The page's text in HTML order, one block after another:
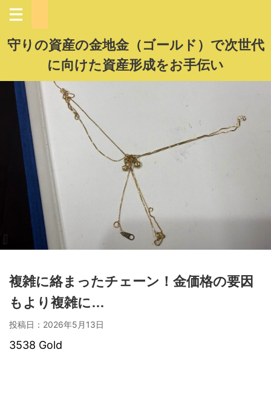
守りの資産の金地金（ゴールド）で次世代
に向けた資産形成をお手伝い
複雑に絡まったチェーン！金価格の要因
もより複雑に…
投稿日： 2026年5月13日
3538 Gold